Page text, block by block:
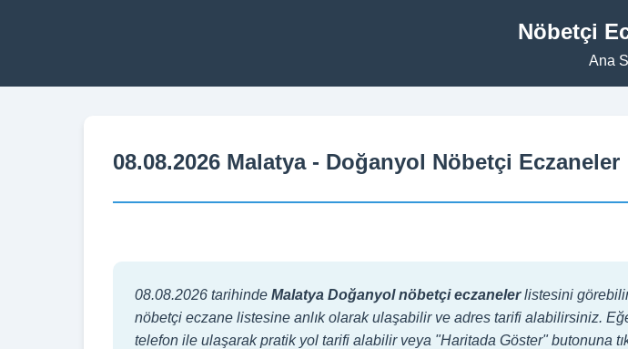
Nöbetçi
Ana
08.08.2026 Malatya - Doğanyol Nöbetçi Eczaneler
08.08.2026 tarihinde Malatya Doğanyol nöbetçi eczanelerlistesini
nöbetçi eczane listesine anlık olarak ulaşabilir ve adres tarifi alabilirsiniz.
telefon ile ulaşarak pratik yol tarifi alabilir veya "Haritada Göster" butonuna